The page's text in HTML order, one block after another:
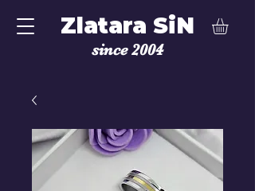
Zlatara SiN
since 2004